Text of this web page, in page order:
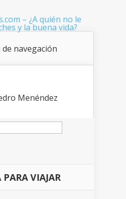
navegación
Menéndez
PARA VIAJAR